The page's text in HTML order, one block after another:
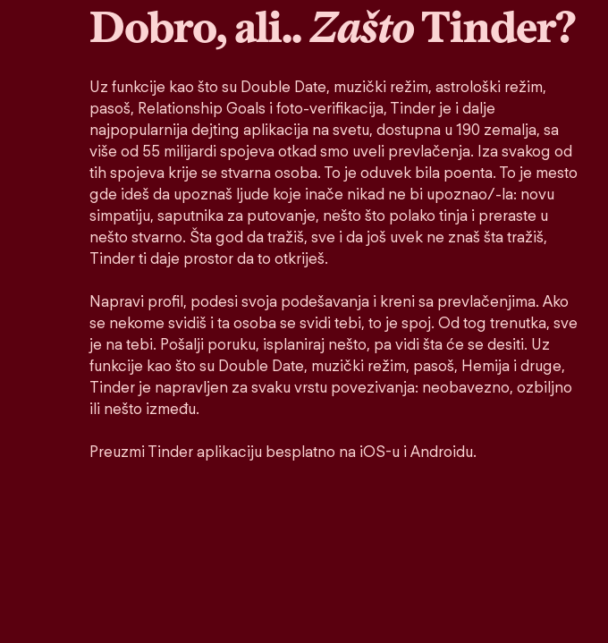
Dobro, ali..ZaštoTinder?
Uz funkcije kao što su Double Date, muzički režim, astrološki režim,
pasoš, Relationship Goals i foto-verifikacija, Tinder je i dalje
najpopularnija dejting aplikacija na svetu, dostupna u 190 zemalja, sa
više od 55 milijardi spojeva otkad smo uveli prevlačenja. Iza svakog od
tih spojeva krije se stvarna osoba. To je oduvek bila poenta. To je mesto
gde ideš da upoznaš ljude koje inače nikad ne bi upoznao/-la: novu
simpatiju, saputnika za putovanje, nešto što polako tinja i preraste u
nešto stvarno. Šta god da tražiš, sve i da još uvek ne znaš šta tražiš,
Tinder ti daje prostor da to otkriješ.
Napravi profil, podesi svoja podešavanja i kreni sa prevlačenjima. Ako
se nekome svidiš i ta osoba se svidi tebi, to je spoj. Od tog trenutka, sve
je na tebi. Pošalji poruku, isplaniraj nešto, pa vidi šta će se desiti. Uz
funkcije kao što su Double Date, muzički režim, pasoš, Hemija i druge,
Tinder je napravljen za svaku vrstu povezivanja: neobavezno, ozbiljno
ili nešto između.
Preuzmi Tinder aplikaciju besplatno na iOS-u i Androidu.